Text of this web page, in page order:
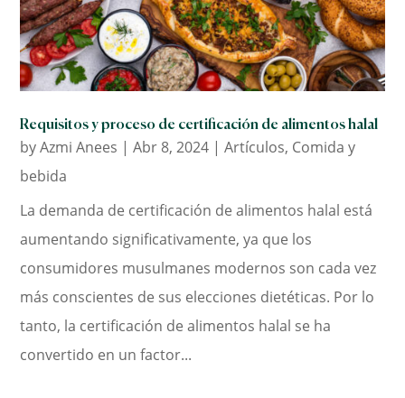
Requisitos y proceso de certificación de alimentos halal
byAzmi Anees |Abr 8, 2024 |Artículos, Comida y
bebida
La demanda de certificación de alimentos halal está
aumentando significativamente, ya que los
consumidores musulmanes modernos son cada vez
más conscientes de sus elecciones dietéticas. Por lo
tanto, la certificación de alimentos halal se ha
convertido en un factor...